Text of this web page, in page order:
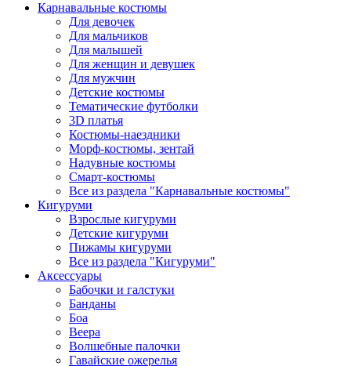
Карнавальные костюмы
Для девочек
Для мальчиков
Для малышей
Для женщин и девушек
Для мужчин
Детские костюмы
Тематические футболки
3D платья
Костюмы-наездники
Морф-костюмы, зентай
Надувные костюмы
Смарт-костюмы
Все из раздела "Карнавальные костюмы"
Кигуруми
Взрослые кигуруми
Детские кигуруми
Пижамы кигуруми
Все из раздела "Кигуруми"
Аксессуары
Бабочки и галстуки
Банданы
Боа
Веера
Волшебные палочки
Гавайские ожерелья